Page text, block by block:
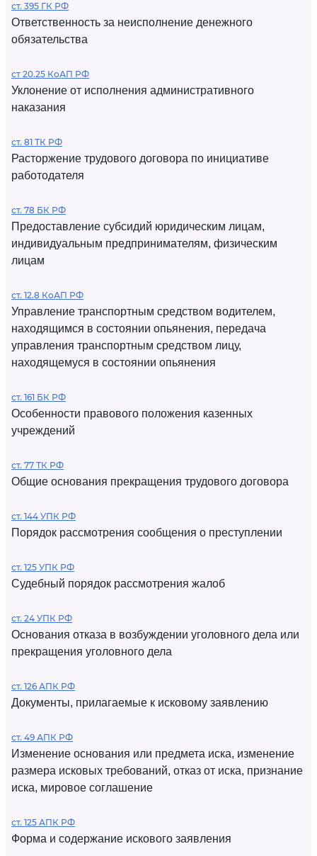
ст. 395 ГК РФ
Ответственность за неисполнение денежного
обязательства
ст 20.25 КоАП РФ
Уклонение от исполнения административного
наказания
ст. 81 ТК РФ
Расторжение трудового договора по инициативе
работодателя
ст. 78 БК РФ
Предоставление субсидий юридическим лицам,
индивидуальным предпринимателям, физическим
лицам
ст. 12.8 КоАП РФ
Управление транспортным средством водителем,
находящимся в состоянии опьянения, передача
управления транспортным средством лицу,
находящемуся в состоянии опьянения
ст. 161 БК РФ
Особенности правового положения казенных
учреждений
ст. 77 ТК РФ
Общие основания прекращения трудового договора
ст. 144 УПК РФ
Порядок рассмотрения сообщения о преступлении
ст. 125 УПК РФ
Судебный порядок рассмотрения жалоб
ст. 24 УПК РФ
Основания отказа в возбуждении уголовного дела или
прекращения уголовного дела
ст. 126 АПК РФ
Документы, прилагаемые к исковому заявлению
ст. 49 АПК РФ
Изменение основания или предмета иска, изменение
размера исковых требований, отказ от иска, признание
иска, мировое соглашение
ст. 125 АПК РФ
Форма и содержание искового заявления